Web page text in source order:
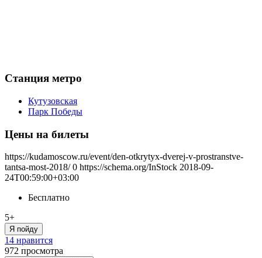
Станция метро
Кутузовская
Парк Победы
Цены на билеты
https://kudamoscow.ru/event/den-otkrytyx-dverej-v-prostranstve-
tantsa-most-2018/ 0 https://schema.org/InStock 2018-09-
24T00:59:00+03:00
Бесплатно
5+
Я пойду
14 нравится
972 просмотра